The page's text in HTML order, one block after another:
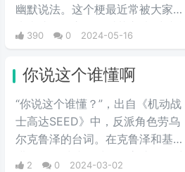
幽默说法。这个梗最近常被大家用
情互动的表情包，此时这个梗已经
初具雏形。而后来随着chikawa的
流行，有网友开始给chikawa配上
这类文字，两者融合后意外爆火，
表情包泛滥，传播得到处都是。
390 0 2024-05-16
你说这个谁懂啊
“你说这个谁懂？”，出自《机动战
士高达SEED》中，反派角色劳乌
尔克鲁泽的台词。在克鲁泽和基拉
2 0 2024-03-02